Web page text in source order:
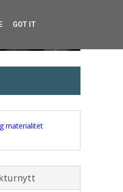
materialitet
GOT IT